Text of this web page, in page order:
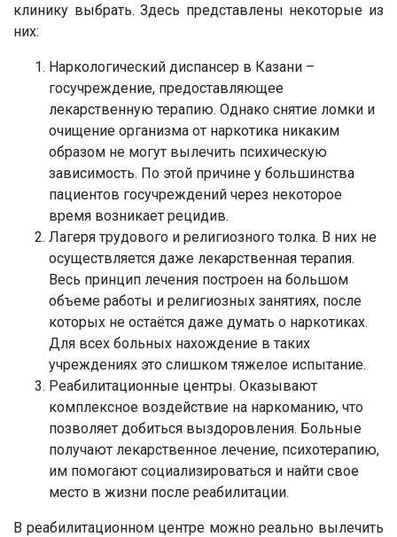
клинику выбрать. Здесь представлены некоторые из
них:
Наркологический диспансер в Казани –
госучреждение, предоставляющее
лекарственную терапию. Однако снятие ломки и
очищение организма от наркотика никаким
образом не могут вылечить психическую
зависимость. По этой причине у большинства
пациентов госучреждений через некоторое
время возникает рецидив.
Лагеря трудового и религиозного толка. В них не
осуществляется даже лекарственная терапия.
Весь принцип лечения построен на большом
объеме работы и религиозных занятиях, после
которых не остаётся даже думать о наркотиках.
Для всех больных нахождение в таких
учреждениях это слишком тяжелое испытание.
Реабилитационные центры. Оказывают
комплексное воздействие на наркоманию, что
позволяет добиться выздоровления. Больные
получают лекарственное лечение, психотерапию,
им помогают социализироваться и найти свое
место в жизни после реабилитации.
В реабилитационном центре можно реально вылечить